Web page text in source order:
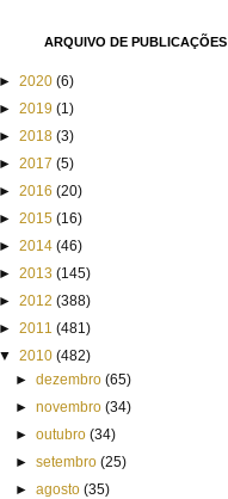
ARQUIVO DE PUBLICAÇÕES
► 2020 (6)
► 2019 (1)
► 2018 (3)
► 2017 (5)
► 2016 (20)
► 2015 (16)
► 2014 (46)
► 2013 (145)
► 2012 (388)
► 2011 (481)
▼ 2010 (482)
►dezembro(65)
►novembro(34)
►outubro(34)
►setembro(25)
►agosto(35)